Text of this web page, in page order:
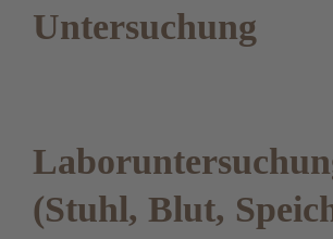
Untersuchung
(Stuhl, Blut,